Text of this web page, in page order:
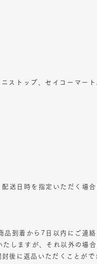
ストップ、セイコーマート
送日時を指定いただく場合
到着から7日以内にご連絡
しますが、それ以外の場
後に返品いただくことがで